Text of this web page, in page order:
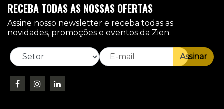
RECEBA TODAS AS NOSSAS OFERTAS
Assine nosso newsletter e receba todas as
novidades, promoções e eventos da Zien.
Assinar